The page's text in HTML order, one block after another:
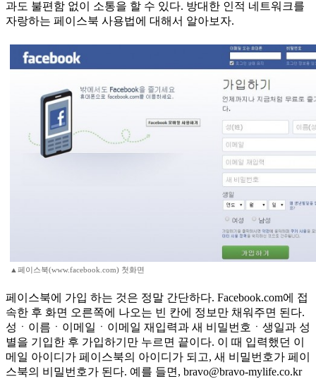
과도 불편함 없이 소통을 할 수 있다. 방대한 인적 네트워크를
자랑하는 페이스북 사용법에 대해서 알아보자.
▲페이스북(www.facebook.com) 첫화면
페이스북에 가입 하는 것은 정말 간단하다. Facebook.com에 접
속한 후 화면 오른쪽에 나오는 빈 칸에 정보만 채워주면 된다.
성ㆍ이름ㆍ이메일ㆍ이메일 재입력과 새 비밀번호ㆍ생일과 성
별을 기입한 후 가입하기만 누르면 끝이다. 이 때 입력했던 이
메일 아이디가 페이스북의 아이디가 되고, 새 비밀번호가 페이
스북의 비밀번호가 된다. 예를 들면, bravo@bravo-mylife.co.kr